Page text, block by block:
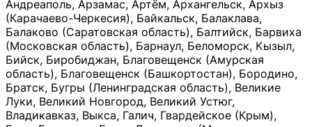
Андреаполь, Арзамас, Артём, Архангельск, Архыз
(Карачаево-Черкесия), Байкальск, Балаклава,
Балаково (Саратовская область), Балтийск, Барвиха
(Московская область), Барнаул, Беломорск, Кызыл,
Бийск, Биробиджан, Благовещенск (Амурская
область), Благовещенск (Башкортостан), Бородино,
Братск, Бугры (Ленинградская область), Великие
Луки, Великий Новгород, Великий Устюг,
Владикавказ, Выкса, Галич, Гвардейское (Крым),